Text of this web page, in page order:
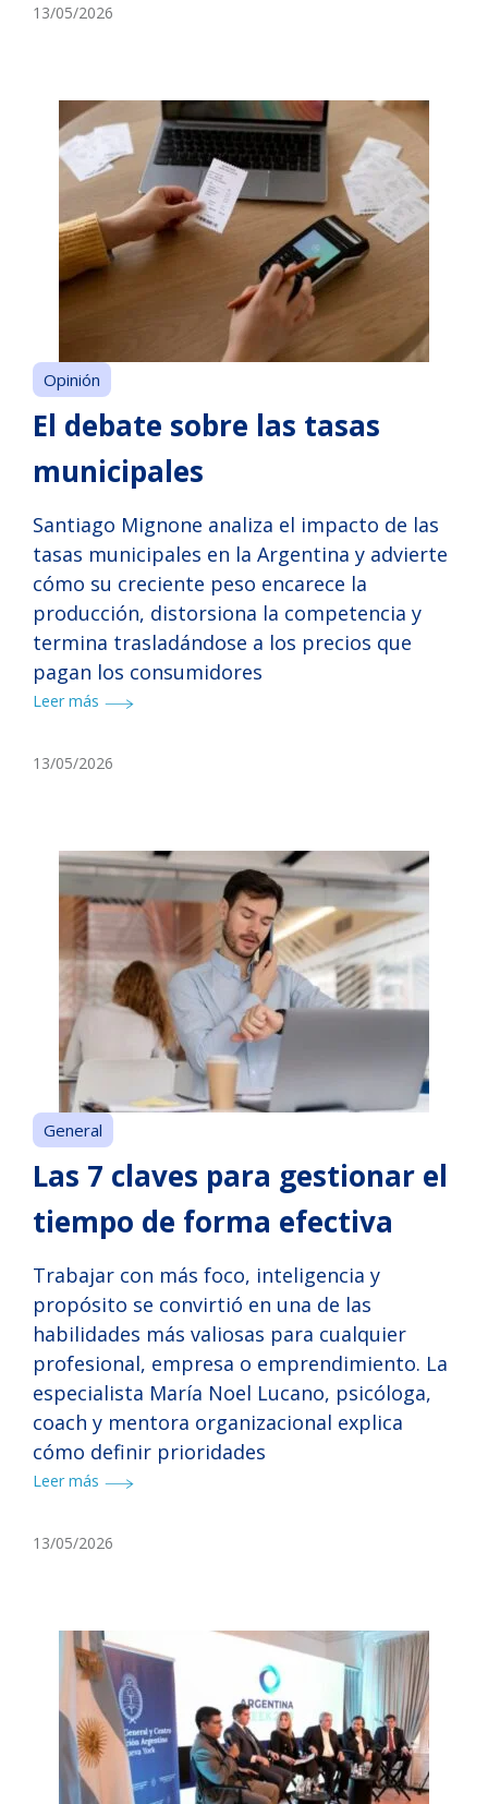
13/05/2026
Opinión
El debate sobre las tasas
municipales
Santiago Mignone analiza el impacto de las
tasas municipales en la Argentina y advierte
cómo su creciente peso encarece la
producción, distorsiona la competencia y
termina trasladándose a los precios que
pagan los consumidores
Leer más
13/05/2026
General
Las 7 claves para gestionar el
tiempo de forma efectiva
Trabajar con más foco, inteligencia y
propósito se convirtió en una de las
habilidades más valiosas para cualquier
profesional, empresa o emprendimiento. La
especialista María Noel Lucano, psicóloga,
coach y mentora organizacional explica
cómo definir prioridades
Leer más
13/05/2026